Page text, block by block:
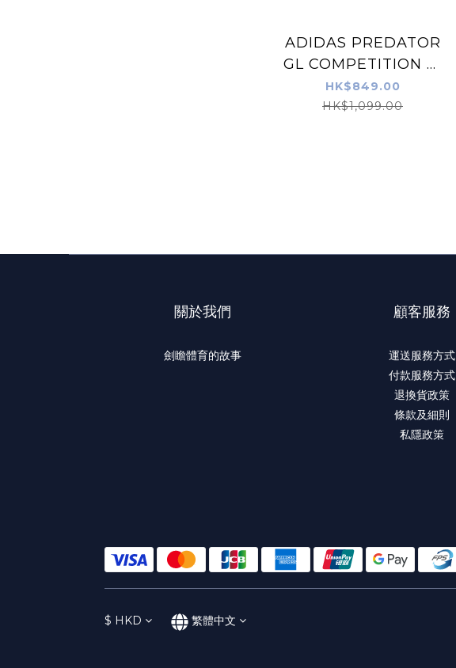
ADIDAS PREDATOR
GL COMPETITION 黑
橙色 龍門手套 (中高之
選)
HK$849.00
HK$1,099.00
關於我們
劍瞻體育的故事
顧客服務
運送服務方式
付款服務方式
退換貨政策
條款及細則
私隱政策
$ HKD 繁體中文